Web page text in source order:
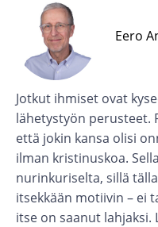
Eero
Jotkut ihmiset ovat
lähetystyön perusteet.
että jokin kansa olisi
ilman kristinuskoa.
nurinkuriselta, sillä
itsekkään motiivin – ei
itse on saanut lahjaksi.